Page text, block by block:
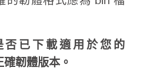
已下載適用於您的
確韌體版本。